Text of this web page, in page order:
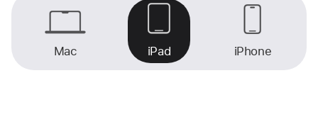
Mac iPad iPhone